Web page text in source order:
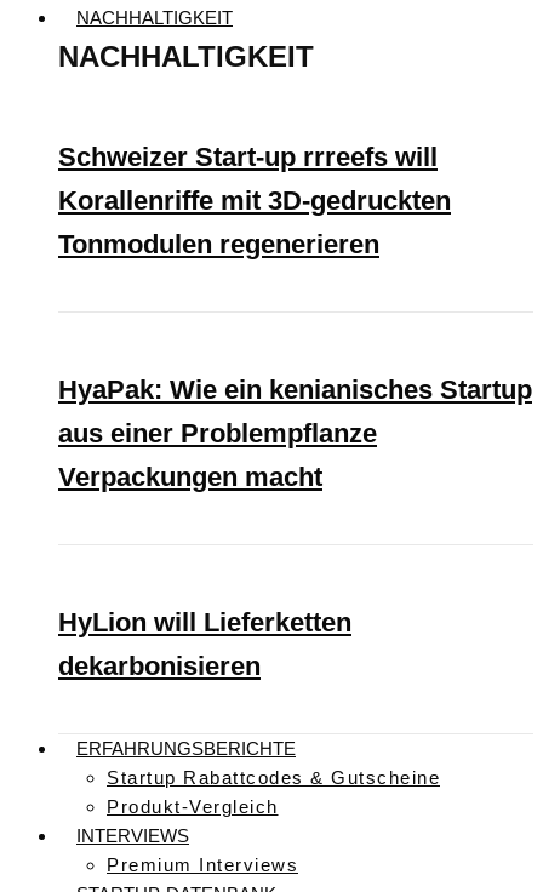
NACHHALTIGKEIT
NACHHALTIGKEIT
Schweizer Start-up rrreefs will
Korallenriffe mit 3D-gedruckten
Tonmodulen regenerieren
HyaPak: Wie ein kenianisches Startup
aus einer Problempflanze
Verpackungen macht
HyLion will Lieferketten
dekarbonisieren
ERFAHRUNGSBERICHTE
Startup Rabattcodes & Gutscheine
Produkt-Vergleich
INTERVIEWS
Premium Interviews